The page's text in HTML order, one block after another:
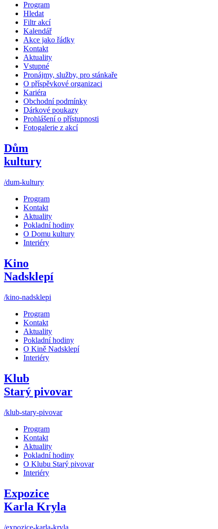
Program
Hledat
Filtr akcí
Kalendář
Akce jako řádky
Kontakt
Aktuality
Vstupné
Pronájmy, služby, pro stánkaře
O příspěvkové organizaci
Kariéra
Obchodní podmínky
Dárkové poukazy
Prohlášení o přístupnosti
Fotogalerie z akcí
Dům
kultury
/dum-kultury
Program
Kontakt
Aktuality
Pokladní hodiny
O Domu kultury
Interiéry
Kino
Nadsklepí
/kino-nadsklepi
Program
Kontakt
Aktuality
Pokladní hodiny
O Kině Nadsklepí
Interiéry
Klub
Starý pivovar
/klub-stary-pivovar
Program
Kontakt
Aktuality
Pokladní hodiny
O Klubu Starý pivovar
Interiéry
Expozice
Karla Kryla
/expozice-karla-kryla